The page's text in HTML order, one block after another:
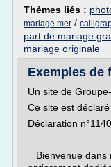
Thèmes liés :
mariage mer /
part de mariage
mariage originale
Exemples de
Un site de
Ce site est déclaré
Déclaration
Bienvenue dans